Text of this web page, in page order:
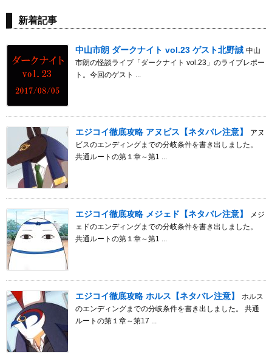
新着記事
中山市朗 ダークナイト vol.23 ゲスト北野誠 中山
市朗の怪談ライブ「ダークナイト vol.23」のライブレポー
ト。今回のゲスト ...
エジコイ徹底攻略 アヌビス【ネタバレ注意】
アヌ
ビスのエンディングまでの分岐条件を書き出しました。
共通ルートの第１章～第1 ...
エジコイ徹底攻略 メジェド【ネタバレ注意】
メジ
ェドのエンディングまでの分岐条件を書き出しました。
共通ルートの第１章～第1 ...
エジコイ徹底攻略 ホルス【ネタバレ注意】
ホルス
のエンディングまでの分岐条件を書き出しました。 共通
ルートの第１章～第17 ...